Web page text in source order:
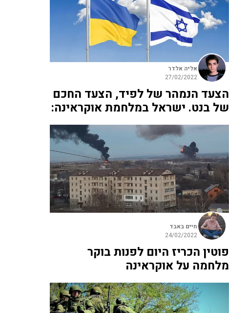
אליה אלדר
27/02/2022
הצעד הנמהר של לפיד, הצעד החכם
של בנט. ישראל במלחמת אוקראינה:
חיים באבד
24/02/2022
פוטין הכריז היום לפנות בוקר
מלחמה על אוקראינה